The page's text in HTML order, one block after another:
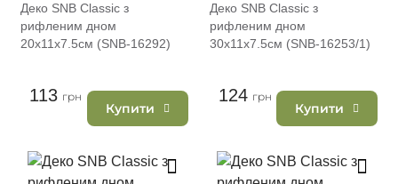
Деко SNB Classic з
рифленим дном
20х11х7.5см (SNB-16292)
113 грн
Купити
Деко SNB Classic з
рифленим дном
30х11х7.5см (SNB-16253/1)
124 грн
Купити